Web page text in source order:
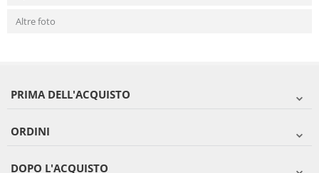
Altre foto
PRIMA DELL'ACQUISTO
ORDINI
DOPO L'ACQUISTO